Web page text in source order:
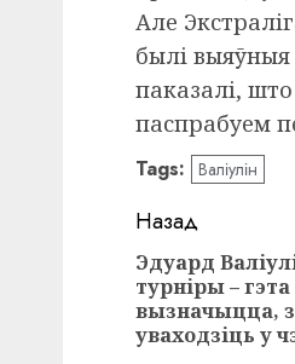
Але
былі выяўныя
паказалі,
паспрабуем
Tags: Валіулін
Навигация
записи
Назад
Эдуард
турніры –
вызначыцца,
уваходзіць у